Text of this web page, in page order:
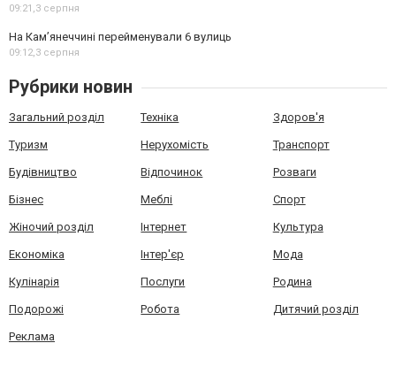
09:21,3 серпня
На Камʼянеччині перейменували 6 вулиць
09:12,3 серпня
Рубрики новин
Загальний розділ Техніка Здоров'я
Туризм Нерухомість Транспорт
Будівництво Відпочинок Розваги
Бізнес Меблі Спорт
Жіночий розділ Інтернет Культура
Економіка Інтер'єр Мода
Кулінарія Послуги Родина
Подорожі Робота Дитячий розділ
Реклама